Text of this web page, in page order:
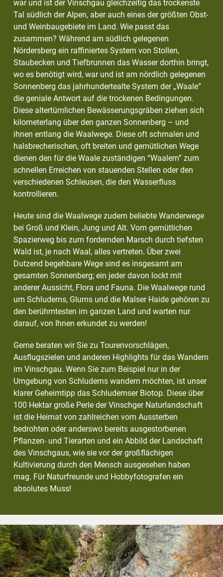
war und ist der Vinschgau gleichzeitig das trockenste
Tal südlich der Alpen, aber auch eines der größten Obst-
und Weinbaugebiete im Land. Wie passt das
zusammen? Während am südlich gelegenen
Nördersberg ein raffiniertes System von Stollen,
Staubecken und Tiefbrunnen das Wasser dorthin bringt,
wo es benötigt wird, war und ist am nördlich gelegenen
Sonnenberg das jahrhundertealte System der „Waale“
die geniale Antwort auf die trockenen Bedingungen.
Diese altertümlichen Bewässerungsgräben ziehen sich
kilometerlang über den ganzen Sonnenberg – und
ihnen entlang die Waalwege. Diese oft schmalen und
halsbrecherischen, oft breiten und gemütlichen Wege
dienen den für die Waale zuständigen “Waalern” zum
schnellen Erreichen von stauenden Stellen oder den
verschiedenen Schleusen, die den Wasserfluss
kontrollieren.
Heute sind die Waalwege zudem beliebte Wanderwege
bei Groß und Klein, Jung und Alt. Vom gemütlichen
Spazierweg bis zum fordernden Marsch durch tiefsten
Wald ist, je nach Waal, alles vertreten. Über zwei
Dutzend begehbare Wege sind es insgesamt am
gesamten Sonnenberg; ein jeder davon lockt mit
anderer Aussicht, Flora und Fauna. Die Waalwege rund
um Schluderns, Glurns und die Malser Haide gehören zu
den berühmtesten im ganzen Land und warten nur
darauf, von Ihnen erkundet zu werden!
Gerne beraten wir Sie zu Tourenvorschlägen,
Ausflugszielen und anderen Highlights für das Wandern
im Vinschgau. Wenn Sie zum Beispiel nur in der
Umgebung von Schluderns wandern möchten, ist unser
klarer Geheimtipp das Schludernser Biotop. Diese über
100 Hektar große Perle der Vinschger Naturlandschaft
ist die Heimat von zahlreichen vom Aussterben
bedrohten oder anderswo bereits ausgestorbenen
Pflanzen- und Tierarten und ein Abbild der Landschaft
des Vinschgaus, wie sie vor der großflächigen
Kultivierung durch den Mensch ausgesehen haben
mag. Für Naturfreunde und Hobbyfotografen ein
absolutes Muss!